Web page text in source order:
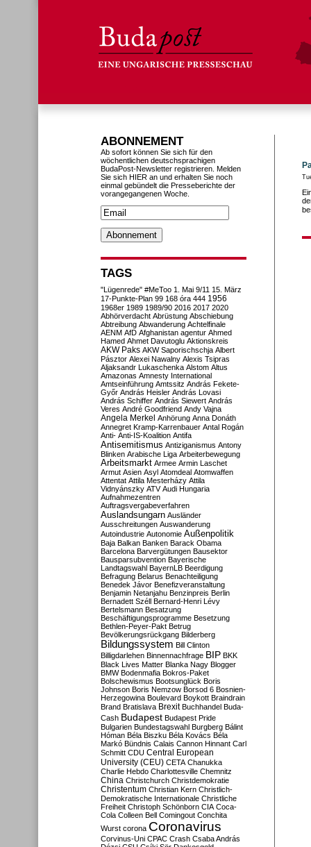
ABONNEMENT
Ab sofort können Sie sich für den
wöchentlichen deutschsprachigen
BudaPost-Newsletter registrieren. Melden
Sie sich HIER an und erhalten Sie noch
einmal gebündelt die Presseberichte der
vorangegangenen Woche.
TAGS
"Lügenrede" #MeToo 1. Mai 9/11 15. März
17-Punkte-Plan 99 168 óra 444 1956
1968er 1989 1989/90 2016 2017 2020
Abhörverdacht Abrüstung Abschiebung
Abtreibung Abwanderung Achtelfinale
AENM AfD Afghanistan agentur Ahmed
Hamed Ahmet Davutoglu Aktionskreis
AKW Paks AKW Saporischschja Albert
Pásztor Alexei Nawalny Alexis Tsipras
Aljaksandr Lukaschenka Alstom Altus
Amazonas Amnesty International
Amtseinführung Amtssitz András Fekete-
Győr András Heisler András Lovasi
András Schiffer András Siewert András
Veres André Goodfriend Andy Vajna
Angela Merkel Anhörung Anna Donáth
Annegret Kramp-Karrenbauer Antal Rogán
Anti- Anti-IS-Koalition Antifa
Antisemitismus Antiziganismus Antony
Blinken Arabische Liga Arbeiterbewegung
Arbeitsmarkt Armee Armin Laschet
Armut Asien Asyl Atomdeal Atomwaffen
Attentat Attila Mesterházy Attila
Vidnyánszky ATV Audi Hungaria
Aufnahmezentren
Auftragsvergabeverfahren
Auslandsungarn Ausländer
Ausschreitungen Auswanderung
Autoindustrie Autonomie Außenpolitik
Baja Balkan Banken Barack Obama
Barcelona Barvergütungen Bausektor
Bausparsubvention Bayerische
Landtagswahl BayernLB Beerdigung
Befragung Belarus Benachteiligung
Benedek Jávor Benefizveranstaltung
Benjamin Netanjahu Benzinpreis Berlin
Bernadett Széll Bernard-Henri Lévy
Bertelsmann Besatzung
Beschäftigungsprogramme Besetzung
Bethlen-Peyer-Pakt Betrug
Bevölkerungsrückgang Bilderberg
Bildungssystem Bill Clinton
Billigdarlehen Binnennachfrage BIP BKK
Black Lives Matter Blanka Nagy Blogger
BMW Bodenmafia Bokros-Paket
Bolschewismus Bootsunglück Boris
Johnson Boris Nemzow Borsod 6 Bosnien-
Herzegowina Boulevard Boykott Braindrain
Brand Bratislava Brexit Buchhandel Buda-
Cash Budapest Budapest Pride
Bulgarien Bundestagswahl Burgberg Bálint
Hóman Béla Biszku Béla Kovács Béla
Markó Bündnis Calais Cannon Hinnant Carl
Schmitt CDU Central European
University (CEU) CETA Chanukka
Charlie Hebdo Charlottesville Chemnitz
China Christchurch Christdemokratie
Christentum Christian Kern Christlich-
Demokratische Internationale Christliche
Freiheit Christoph Schönborn CIA Coca-
Cola Colleen Bell Comingout Conchita
Wurst corona Coronavirus
Corvinus-Uni CPAC Crash Csaba András